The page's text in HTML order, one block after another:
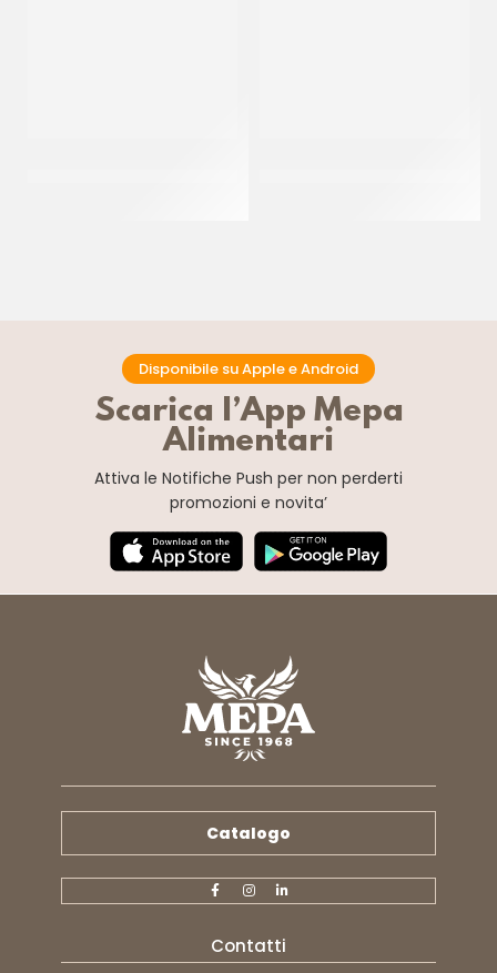
Disponibile su Apple e Android
Scarica l’App Mepa
Alimentari
Attiva le Notifiche Push per non perderti
promozioni e novita’
Catalogo
Contatti